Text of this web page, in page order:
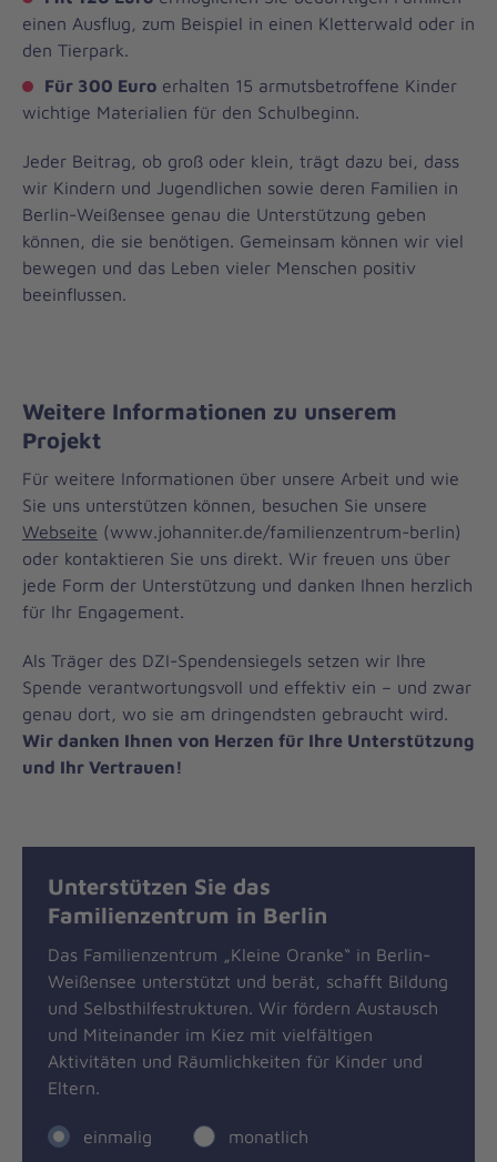
einen Ausflug, zum Beispiel in einen Kletterwald oder in
den Tierpark.
Für 300 Euro erhalten 15 armutsbetroffene Kinder
wichtige Materialien für den Schulbeginn.
Jeder Beitrag, ob groß oder klein, trägt dazu bei, dass
wir Kindern und Jugendlichen sowie deren Familien in
Berlin-Weißensee genau die Unterstützung geben
können, die sie benötigen. Gemeinsam können wir viel
bewegen und das Leben vieler Menschen positiv
beeinflussen.
Weitere Informationen zu unserem
Projekt
Für weitere Informationen über unsere Arbeit und wie
Sie uns unterstützen können, besuchen Sie unsere
Webseite (www.johanniter.de/familienzentrum-berlin)
oder kontaktieren Sie uns direkt. Wir freuen uns über
jede Form der Unterstützung und danken Ihnen herzlich
für Ihr Engagement.
Als Träger des DZI-Spendensiegels setzen wir Ihre
Spende verantwortungsvoll und effektiv ein – und zwar
genau dort, wo sie am dringendsten gebraucht wird.
Wir danken Ihnen von Herzen für Ihre Unterstützung
und Ihr Vertrauen!
Unterstützen Sie das
Familienzentrum in Berlin
Das Familienzentrum „Kleine Oranke“ in Berlin-
Weißensee unterstützt und berät, schafft Bildung
und Selbsthilfestrukturen. Wir fördern Austausch
und Miteinander im Kiez mit vielfältigen
Aktivitäten und Räumlichkeiten für Kinder und
Eltern.
einmalig
monatlich